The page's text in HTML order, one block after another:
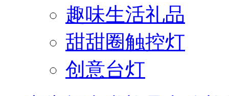
趣味生活礼品
甜甜圈触控灯
创意台灯